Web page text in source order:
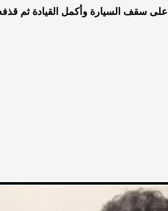
سقف السيارة وأكمل القيادة ثم